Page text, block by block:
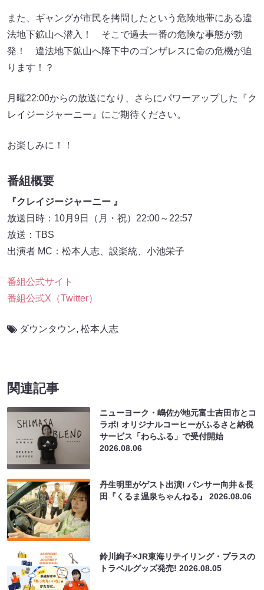
また、ギャングが市民を拷問したという危険地帯にある違
法地下鉱山へ潜入！ そこで過去一番の危険な事態が勃
発！ 違法地下鉱山へ降下中のゴンザレスに命の危機が迫
ります！？
月曜22:00からの放送になり、さらにパワーアップした『ク
レイジージャーニー』にご期待ください。
お楽しみに！！
番組概要
『クレイジージャーニー 』
放送日時：10月9日（月・祝）22:00～22:57
放送：TBS
出演者 MC：松本人志、設楽統、小池栄子
番組公式サイト
番組公式X（Twitter）
ダウンタウン, 松本人志
関連記事
ニューヨーク・嶋佐が地元富士吉田市とコ
ラボ! オリジナルコーヒーがふるさと納税
サービス「わらふる」で受付開始
2026.08.06
丹生明里がゲスト出演! パンサー向井＆長
田『くるま温泉ちゃんねる』2026.08.06
鈴川絢子×JR東海リテイリング・プラスの
トラベルグッズ発売!2026.08.05